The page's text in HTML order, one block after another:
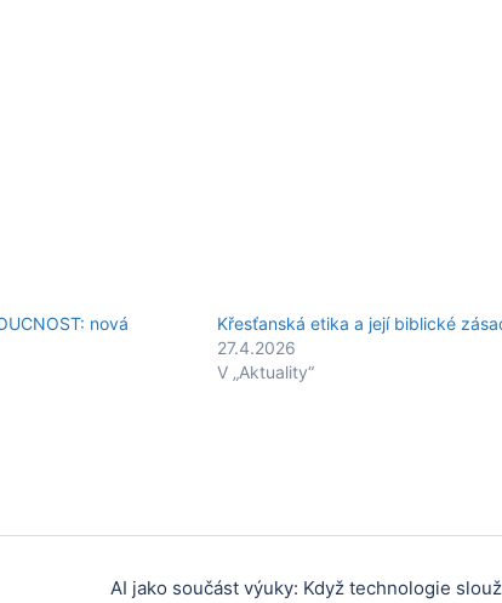
nová
Křesťanská etika a její biblické
27.4.2026
V „Aktuality“
AI jako součást výuky: Když technologie